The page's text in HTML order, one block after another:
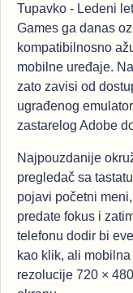
Tupavko - Ledeni
Games ga danas
kompatibilnosno
mobilne uređaje.
zato zavisi od
ugrađenog
zastarelog Adobe
Najpouzdanije
pregledač sa
pojavi početni
predate fokus i
telefonu dodir bi
kao klik, ali
rezolucije 720 ×